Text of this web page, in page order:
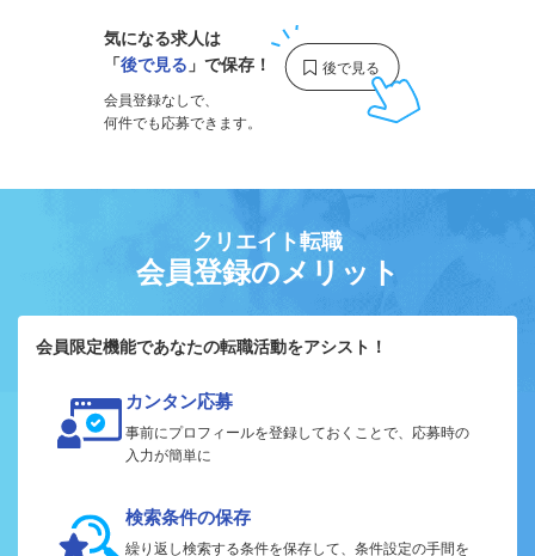
気になる求人は
「後で見る 」で保存！
会員登録なしで、
何件でも応募できます。
クリエイト転職
会員登録のメリット
会員限定機能であなたの転職活動をアシスト！
カンタン応募
事前にプロフィールを登録しておくことで、応募時の
入力が簡単に
検索条件の保存
繰り返し検索する条件を保存して、条件設定の手間を